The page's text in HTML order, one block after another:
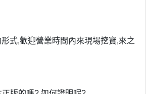
式,歡迎營業時間內來現場挖寶,來之